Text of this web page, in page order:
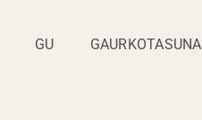
GU GAURKOTASUNA